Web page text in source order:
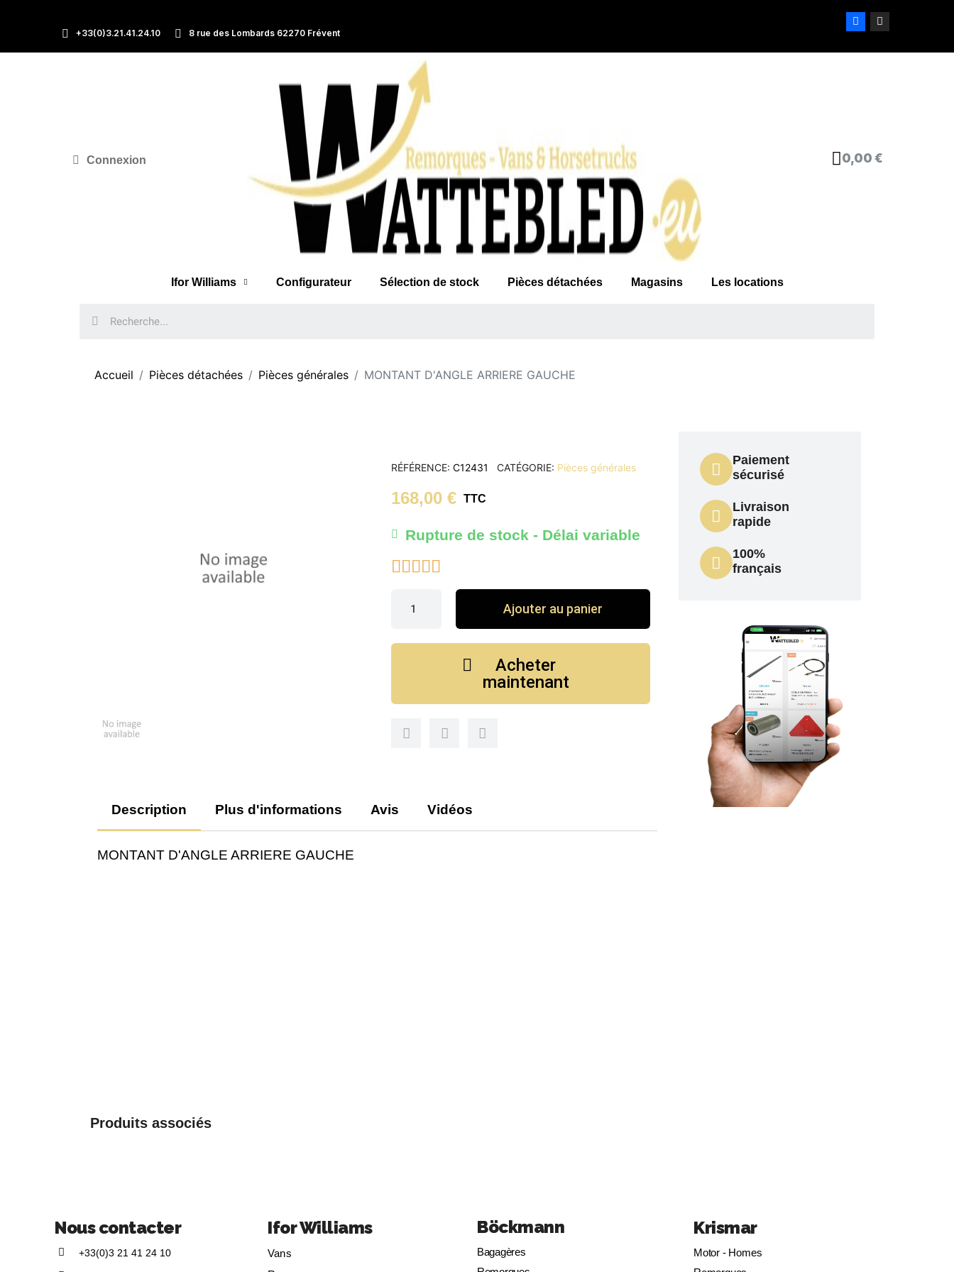
+33(0)3.21.41.24.10 8 rue des Lombards 62270 Frévent
Connexion 0,00 €
Ifor Williams Configurateur Sélection de stock Pièces détachées Magasins Les locations
Accueil Pièces détachées Pièces générales MONTANT D'ANGLE ARRIERE GAUCHE
RÉFÉRENCE C12431 CATÉGORIE Pièces générales
168,00 € TTC
Rupture de stock - Délai variable
    
Ajouter au panier
Acheter
maintenant
Description Plus d'informations Avis Vidéos
MONTANT D'ANGLE ARRIERE GAUCHE
Paiement
sécurisé
Livraison
rapide
100%
français
Produits associés
Nous contacter
+33(0)3 21 41 24 10
Ifor Williams
Vans
Böckmann
Bagagères
Krismar
Motor - Homes